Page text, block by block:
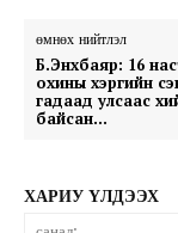
өмнөх нийтлэл
Б.Энхбаяр: 16
охины хэргийн
гадаад улсаас
байсан…
ХАРИУ ҮЛДЭЭХ